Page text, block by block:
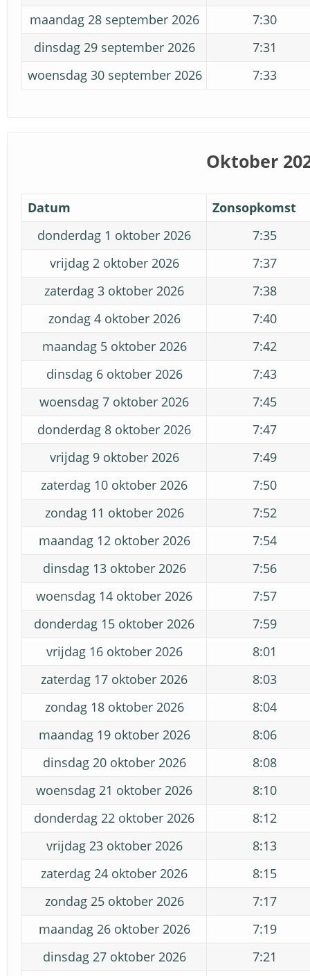
maandag 28 september 2026
7:30
dinsdag 29 september 2026
7:31
woensdag 30 september 2026
7:33
Oktober
Datum
Zonsopkomst
donderdag 1 oktober 2026
7:35
vrijdag 2 oktober 2026
7:37
zaterdag 3 oktober 2026
7:38
zondag 4 oktober 2026
7:40
maandag 5 oktober 2026
7:42
dinsdag 6 oktober 2026
7:43
woensdag 7 oktober 2026
7:45
donderdag 8 oktober 2026
7:47
vrijdag 9 oktober 2026
7:49
zaterdag 10 oktober 2026
7:50
zondag 11 oktober 2026
7:52
maandag 12 oktober 2026
7:54
dinsdag 13 oktober 2026
7:56
woensdag 14 oktober 2026
7:57
donderdag 15 oktober 2026
7:59
vrijdag 16 oktober 2026
8:01
zaterdag 17 oktober 2026
8:03
zondag 18 oktober 2026
8:04
maandag 19 oktober 2026
8:06
dinsdag 20 oktober 2026
8:08
woensdag 21 oktober 2026
8:10
donderdag 22 oktober 2026
8:12
vrijdag 23 oktober 2026
8:13
zaterdag 24 oktober 2026
8:15
zondag 25 oktober 2026
7:17
maandag 26 oktober 2026
7:19
dinsdag 27 oktober 2026
7:21